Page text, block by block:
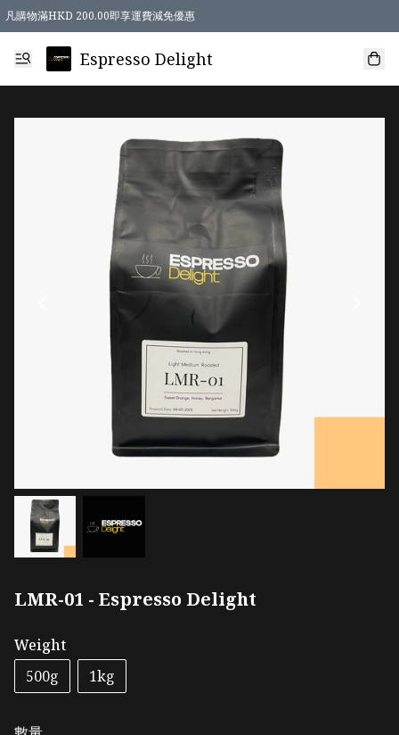
凡購物滿HKD 200.00即享運費減免優惠
Espresso Delight
LMR-01 - Espresso Delight
Weight
500g
1kg